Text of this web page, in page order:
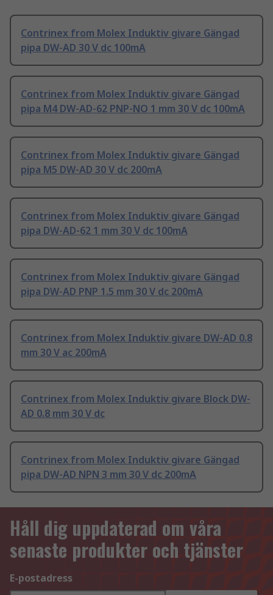
Contrinex from Molex Induktiv givare Gängad
pipa DW-AD 30 V dc 100mA
Contrinex from Molex Induktiv givare Gängad
pipa M4 DW-AD-62 PNP-NO 1 mm 30 V dc 100mA
Contrinex from Molex Induktiv givare Gängad
pipa M5 DW-AD 30 V dc 200mA
Contrinex from Molex Induktiv givare Gängad
pipa DW-AD-62 1 mm 30 V dc 100mA
Contrinex from Molex Induktiv givare Gängad
pipa DW-AD PNP 1.5 mm 30 V dc 200mA
Contrinex from Molex Induktiv givare DW-AD 0.8
mm 30 V ac 200mA
Contrinex from Molex Induktiv givare Block DW-
AD 0.8 mm 30 V dc
Contrinex from Molex Induktiv givare Gängad
pipa DW-AD NPN 3 mm 30 V dc 200mA
Håll dig uppdaterad om våra
senaste produkter och tjänster
E-postadress